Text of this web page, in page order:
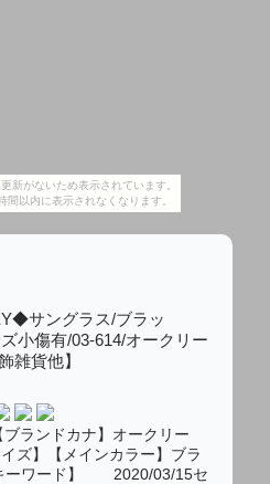
新がないため表示されています。
間以内に表示されなくなります。
サングラス/ブラッ
小傷有/03-614/オークリー
雑貨他】
ブランドカナ】オークリー
ズ】【メインカラー】ブラ
ーワード】 2020/03/15セ